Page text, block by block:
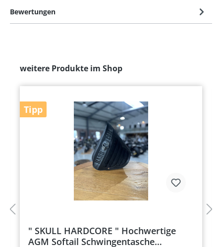
Bewertungen
weitere Produkte im Shop
Tipp
" SKULL HARDCORE " Hochwertige
AGM Softail Schwingentasche